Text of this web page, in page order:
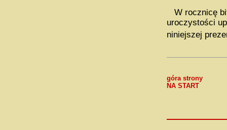
W rocznicę
uroczystości
niniejszej
góra strony
NA START